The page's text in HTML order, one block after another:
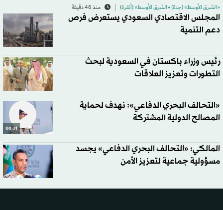
«الشرق الأوسط» (جدة) «الشرق الأوسط» (أنقرة) منذ 46 دقيقة
المجلس الاقتصادي السعودي يستعرض فرص
دعم التنمية
رئيس وزراء باكستان في السعودية لبحث
التطورات وتعزيز العلاقات
00:31
«التحالف البحري الدفاعي»: نهدف لحماية
المصالح الدولية المشتركة
المالكي: «التحالف البحري الدفاعي» يجسد
مسؤولية جماعية لتعزيز الأمن